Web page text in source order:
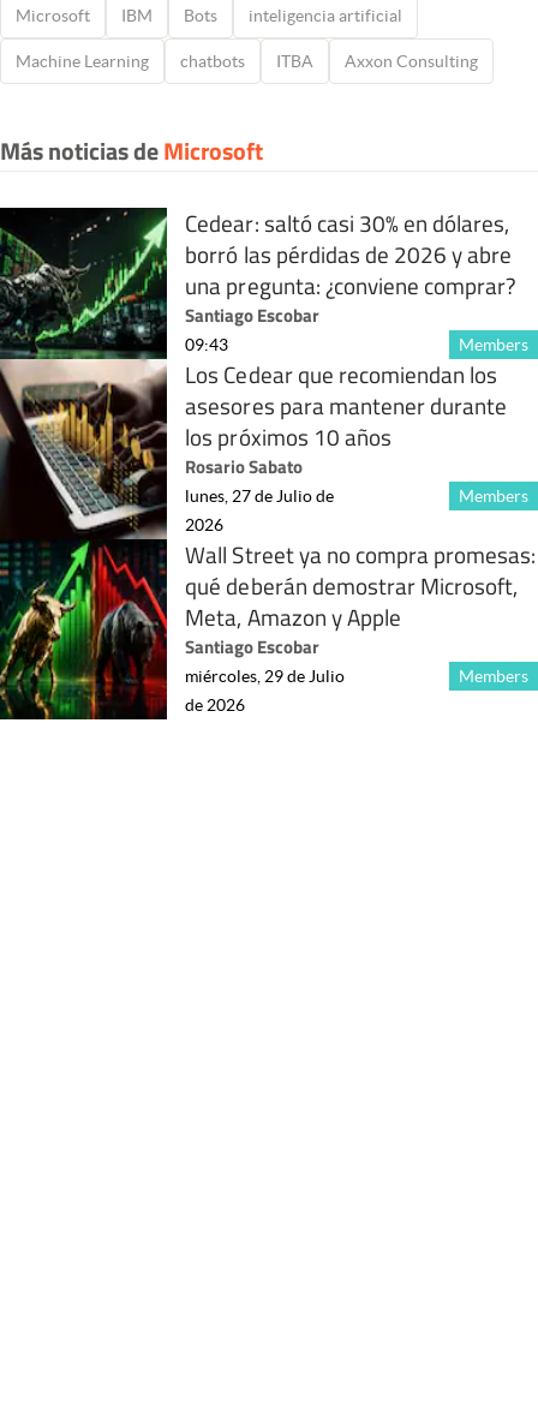
Microsoft IBM Bots inteligencia artificial
Machine Learning chatbots ITBA Axxon Consulting
Más noticias deMicrosoft
Cedear: saltó casi 30% en dólares,
borró las pérdidas de 2026 y abre
una pregunta: ¿conviene comprar?
Santiago Escobar
Members
09:43
Los Cedear que recomiendan los
asesores para mantener durante
los próximos 10 años
Rosario Sabato
Members
lunes, 27 de Julio de
2026
Wall Street ya no compra promesas:
qué deberán demostrar Microsoft,
Meta, Amazon y Apple
Santiago Escobar
Members
miércoles, 29 de Julio
de 2026